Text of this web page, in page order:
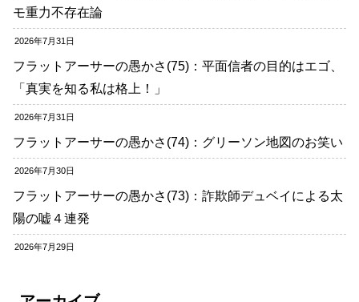
モ重力不存在論
2026年7月31日
フラットアーサーの愚かさ(75)：平面信者の目的はエゴ、
「真実を知る私は格上！」
2026年7月31日
フラットアーサーの愚かさ(74)：グリーソン地図のお笑い
2026年7月30日
フラットアーサーの愚かさ(73)：詐欺師デュベイによる太
陽の嘘４連発
2026年7月29日